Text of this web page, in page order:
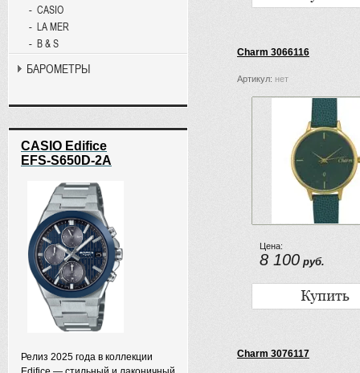
Charm 3066116
Артикул: нет
Цена:
8 100 руб.
Charm 3076117
CASIO
LA MER
B & S
БАРОМЕТРЫ
CASIO Edifice
EFS-S650D-2A
Релиз 2025 года в коллекции